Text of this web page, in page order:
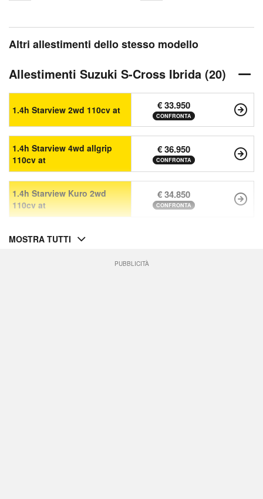
Altri allestimenti dello stesso modello
Allestimenti Suzuki S-Cross Ibrida (20)
1.4h Starview 2wd 110cv at € 33.950
CONFRONTA
1.4h Starview 4wd allgrip
110cv at
€ 36.950
CONFRONTA
1.4h Starview Kuro 2wd
110cv at
€ 34.850
CONFRONTA
MOSTRA TUTTI
PUBBLICITÀ